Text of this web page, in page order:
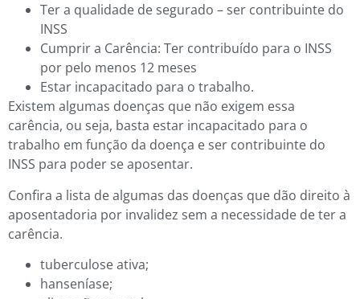
Ter a qualidade de segurado – ser contribuinte do
INSS
Cumprir a Carência: Ter contribuído para o INSS
por pelo menos 12 meses
Estar incapacitado para o trabalho.
Existem algumas doenças que não exigem essa
carência, ou seja, basta estar incapacitado para o
trabalho em função da doença e ser contribuinte do
INSS para poder se aposentar.
Confira a lista de algumas das doenças que dão direito à
aposentadoria por invalidez sem a necessidade de ter a
carência.
tuberculose ativa;
hanseníase;